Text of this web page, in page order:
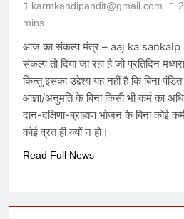
6 Months Ago
विकास की वेदी पर
२०४७ का भारत
होगा?
7 Months Ago
karmkandipandit@gmail.com
mins
आज का संकल्प मंत्र – aaj ka sankalp
संकल्प तो दिया जा रहा है जो प्रतिदिन
किन्तु इसका उद्देश्य यह नहीं है कि बिना
आज्ञा/अनुमति के बिना किसी भी कर्म का
दान-दक्षिणा-ब्राह्मण भोजन के बिना कोई
कोई व्रत ही क्यों न हो।
Read Full News